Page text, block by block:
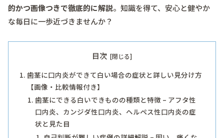
的かつ画像つきで徹底的に解説。知識を得て、安心と健やか
な毎日に一歩近づきませんか？
目次
歯茎に口内炎ができて白い場合の症状と詳しい見分け方
【画像・比較情報付き】
歯茎にできる白いできものの種類と特徴 – アフタ性
口内炎、カンジダ性口内炎、ヘルペス性口内炎の症
状と見た目